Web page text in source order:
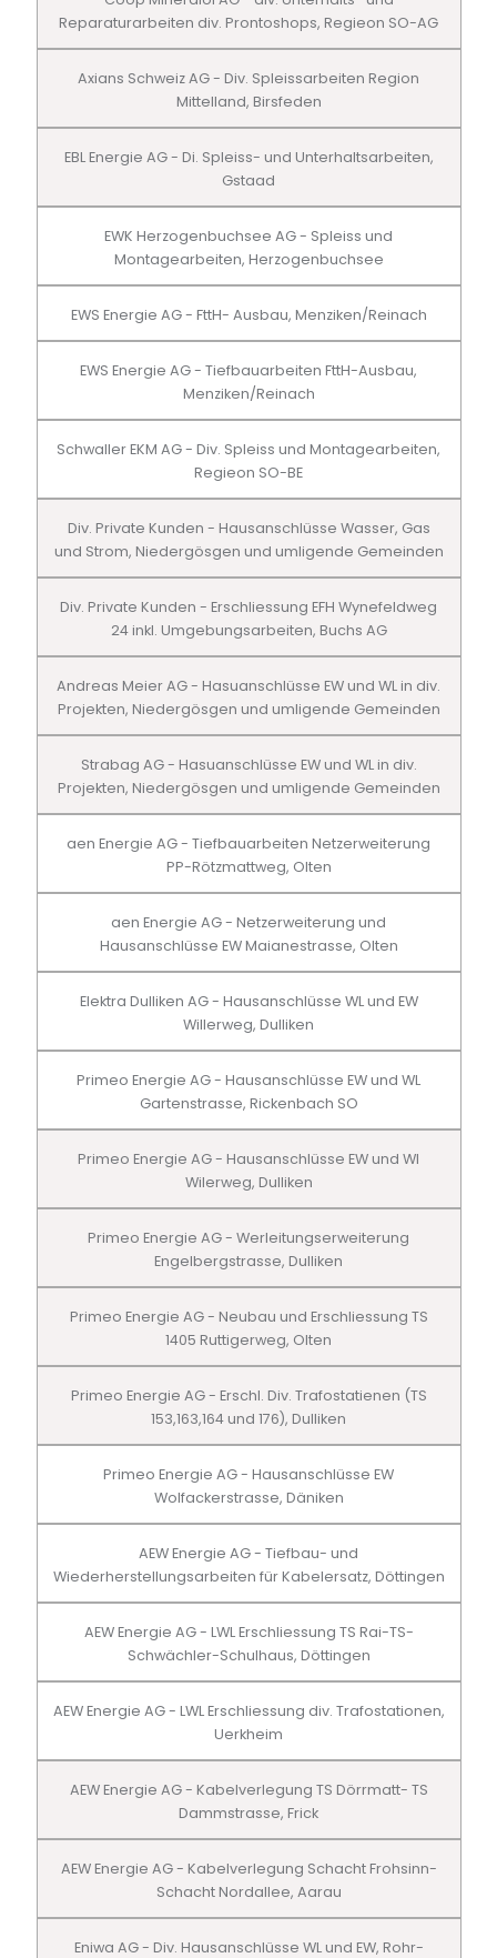
Reparaturarbeiten div. Prontoshops, Regieon SO-AG
Axians Schweiz AG - Div. Spleissarbeiten Region
Mittelland, Birsfeden
EBL Energie AG - Di. Spleiss- und Unterhaltsarbeiten,
Gstaad
EWK Herzogenbuchsee AG - Spleiss und
Montagearbeiten, Herzogenbuchsee
EWS Energie AG - FttH- Ausbau, Menziken/Reinach
EWS Energie AG - Tiefbauarbeiten FttH-Ausbau,
Menziken/Reinach
Schwaller EKM AG - Div. Spleiss und Montagearbeiten,
Regieon SO-BE
Div. Private Kunden - Hausanschlüsse Wasser, Gas
und Strom, Niedergösgen und umligende Gemeinden
Div. Private Kunden - Erschliessung EFH Wynefeldweg
24 inkl. Umgebungsarbeiten, Buchs AG
Andreas Meier AG - Hasuanschlüsse EW und WL in div.
Projekten, Niedergösgen und umligende Gemeinden
Strabag AG - Hasuanschlüsse EW und WL in div.
Projekten, Niedergösgen und umligende Gemeinden
aen Energie AG - Tiefbauarbeiten Netzerweiterung
PP-Rötzmattweg, Olten
aen Energie AG - Netzerweiterung und
Hausanschlüsse EW Maianestrasse, Olten
Elektra Dulliken AG - Hausanschlüsse WL und EW
Willerweg, Dulliken
Primeo Energie AG - Hausanschlüsse EW und WL
Gartenstrasse, Rickenbach SO
Primeo Energie AG - Hausanschlüsse EW und Wl
Wilerweg, Dulliken
Primeo Energie AG - Werleitungserweiterung
Engelbergstrasse, Dulliken
Primeo Energie AG - Neubau und Erschliessung TS
1405 Ruttigerweg, Olten
Primeo Energie AG - Erschl. Div. Trafostatienen (TS
153,163,164 und 176), Dulliken
Primeo Energie AG - Hausanschlüsse EW
Wolfackerstrasse, Däniken
AEW Energie AG - Tiefbau- und
Wiederherstellungsarbeiten für Kabelersatz, Döttingen
AEW Energie AG - LWL Erschliessung TS Rai-TS-
Schwächler-Schulhaus, Döttingen
AEW Energie AG - LWL Erschliessung div. Trafostationen,
Uerkheim
AEW Energie AG - Kabelverlegung TS Dörrmatt- TS
Dammstrasse, Frick
AEW Energie AG - Kabelverlegung Schacht Frohsinn-
Schacht Nordallee, Aarau
Eniwa AG - Div. Hausanschlüsse WL und EW, Rohr-